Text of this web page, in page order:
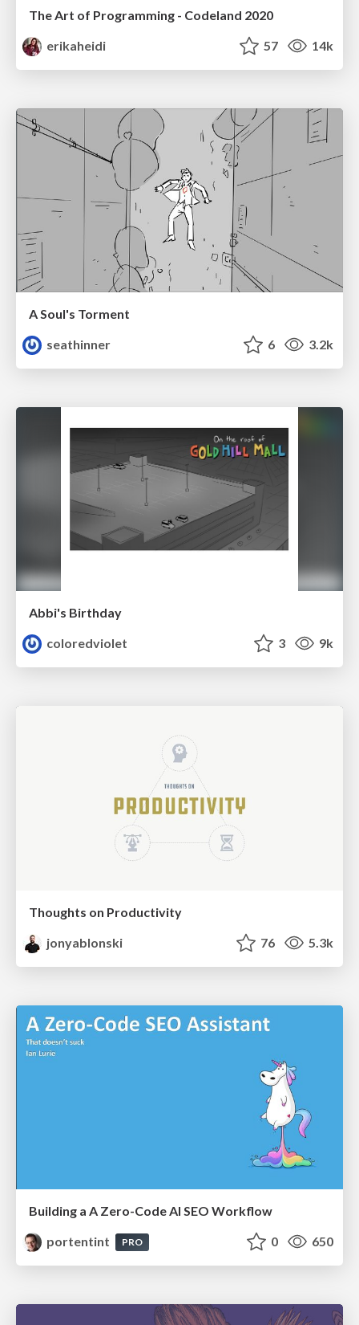
The Art of Programming - Codeland 2020
erikaheidi
57 14k
A Soul's Torment
seathinner
6 3.2k
Abbi's Birthday
coloredviolet
3 9k
Thoughts on Productivity
jonyablonski
76 5.3k
Building a A Zero-Code AI SEO Workflow
portentint
PRO 0 650